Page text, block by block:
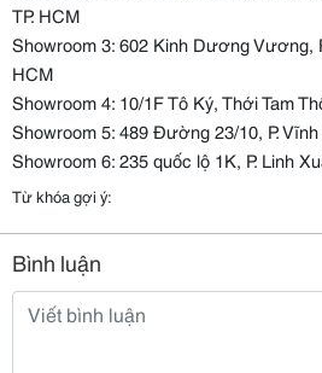
TP. HCM
Showroom 3: 602 Kinh Dương Vương,
HCM
Showroom 4: 10/1F Tô Ký, Thới Tam
Showroom 5: 489 Đường 23/10, P. Vĩnh
Showroom 6: 235 quốc lộ 1K, P. Linh
Từ khóa gợi ý:
Bình luận